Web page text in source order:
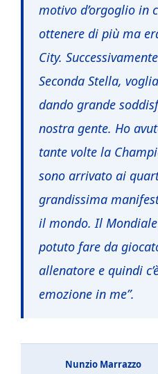
motivo d’orgoglio in
ottenere di più ma
City.
Seconda Stella,
dando grande
nostra gente. Ho
tante volte la
sono arrivato ai
grandissima
il mondo. Il Mondiale
potuto fare da
allenatore e quindi
emozione in me”.
Nunzio Marrazzo